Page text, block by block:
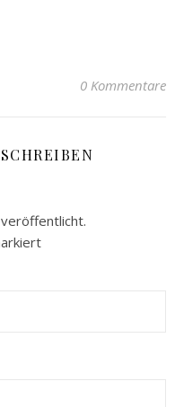
0 Kommentare